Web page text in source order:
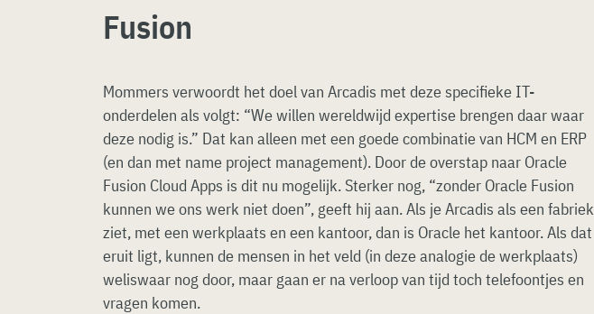
Fusion
Mommers verwoordt het doel van Arcadis met deze specifieke IT-
onderdelen als volgt: “We willen wereldwijd expertise brengen daar waar
deze nodig is.” Dat kan alleen met een goede combinatie van HCM en ERP
(en dan met name project management). Door de overstap naar Oracle
Fusion Cloud Apps is dit nu mogelijk. Sterker nog, “zonder Oracle Fusion
kunnen we ons werk niet doen”, geeft hij aan. Als je Arcadis als een fabriek
ziet, met een werkplaats en een kantoor, dan is Oracle het kantoor. Als dat
eruit ligt, kunnen de mensen in het veld (in deze analogie de werkplaats)
weliswaar nog door, maar gaan er na verloop van tijd toch telefoontjes en
vragen komen.